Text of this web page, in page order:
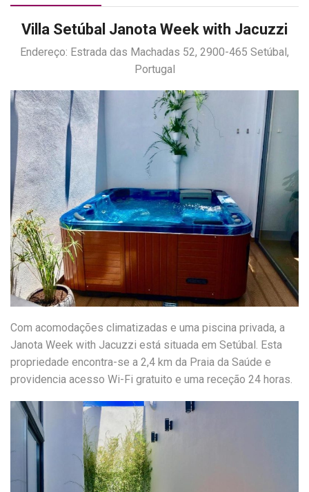
Villa Setúbal Janota Week with Jacuzzi
Endereço: Estrada das Machadas 52, 2900-465 Setúbal,
Portugal
Com acomodações climatizadas e uma piscina privada, a
Janota Week with Jacuzzi está situada em Setúbal. Esta
propriedade encontra-se a 2,4 km da Praia da Saúde e
providencia acesso Wi-Fi gratuito e uma receção 24 horas.